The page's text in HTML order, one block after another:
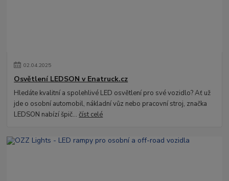
02.04.2025
Osvětlení LEDSON v Enatruck.cz
Hledáte kvalitní a spolehlivé LED osvětlení pro své vozidlo? Ať už
jde o osobní automobil, nákladní vůz nebo pracovní stroj, značka
LEDSON nabízí špič...číst celé